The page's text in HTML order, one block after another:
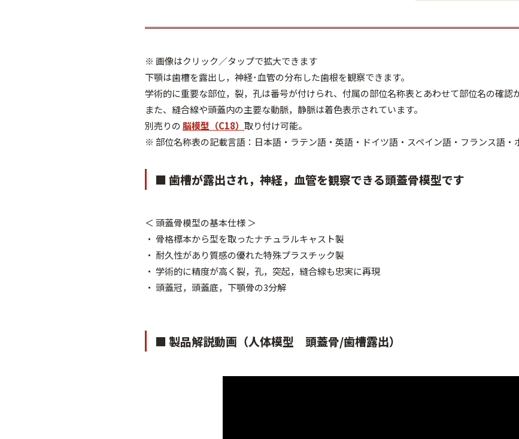
※ 画像はクリック／タップで拡大できます
下顎は歯槽を露出し，神経･血管の分布した歯根を観察できます。
学術的に重要な部位，裂，孔は番号が付けられ、付属の部位名称表とあわせて部位名の確認
また、縫合線や頭蓋内の主要な動脈，静脈は着色表示されています。
別売りの脳模型（C18） 取り付け可能。
※ 部位名称表の記載言語：日本語・ラテン語・英語・ドイツ語・スペイン語・フランス語・
■ 歯槽が露出され，神経，血管を観察できる頭蓋骨模型です
＜ 頭蓋骨模型の基本仕様 ＞
・ 骨格標本から型を取ったナチュラルキャスト製
・ 耐久性があり質感の優れた特殊プラスチック製
・ 学術的に精度が高く裂，孔，突起，縫合線も忠実に再現
・ 頭蓋冠，頭蓋底，下顎骨の3分解
■ 製品解説動画（人体模型 頭蓋骨/歯槽露出）